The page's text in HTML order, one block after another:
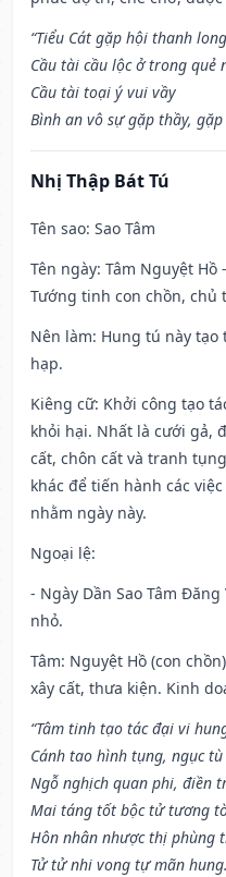
“Tiểu Cát gặp hội thanh long
Cầu tài cầu lộc ở trong quẻ
Cầu tài toại ý vui vầy
Bình an vô sự gặp thầy, gặp
Nhị Thập Bát Tú
Tên sao: Sao Tâm
Tên ngày: Tâm Nguyệt Hồ
Tướng tinh con chồn, chủ
Nên làm: Hung tú này tạo
hạp.
Kiêng cữ: Khởi công tạo
khỏi hại. Nhất là cưới gả,
cất, chôn cất và tranh
khác để tiến hành các
nhằm ngày này.
Ngoại lệ:
- Ngày Dần Sao Tâm
nhỏ.
Tâm: Nguyệt Hồ (con
xây cất, thưa kiện. Kinh
“Tâm tinh tạo tác đại vi
Cánh tao hình tụng, ngục
Ngỗ nghịch quan phi, điền
Mai táng tốt bộc tử tương
Hôn nhân nhược thị phùng
Tử tử nhi vong tự mãn hung.